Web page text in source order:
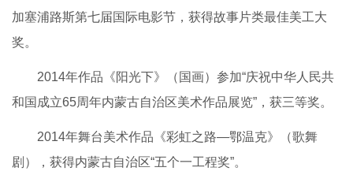
加塞浦路斯第七届国际电影节，获得故事片类最佳美工大
奖。
2014年作品《阳光下》（国画）参加“庆祝中华人民共
和国成立65周年内蒙古自治区美术作品展览”，获三等奖。
2014年舞台美术作品《彩虹之路—鄂温克》（歌舞
剧），获得内蒙古自治区“五个一工程奖”。